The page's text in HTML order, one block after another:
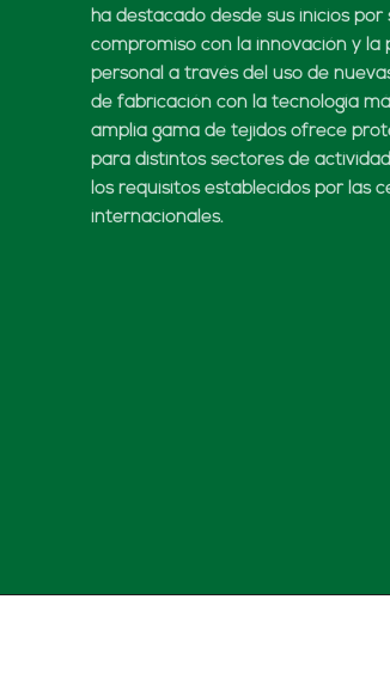
ha destacado desde sus inicios
compromiso con la innovación y la
personal a través del uso de
de fabricación con la tecnología
amplia gama de tejidos ofrece
para distintos sectores de
los requisitos establecidos por las
internacionales.